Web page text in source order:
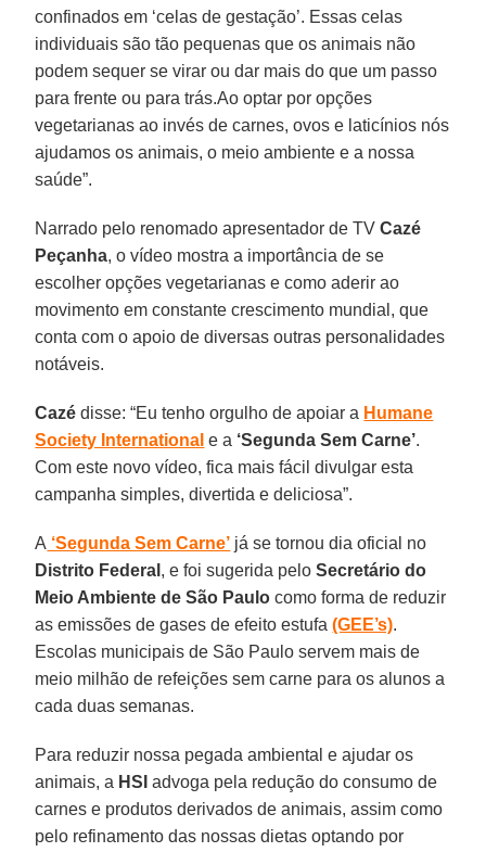
confinados em ‘celas de gestação’. Essas celas
individuais são tão pequenas que os animais não
podem sequer se virar ou dar mais do que um passo
para frente ou para trás.Ao optar por opções
vegetarianas ao invés de carnes, ovos e laticínios nós
ajudamos os animais, o meio ambiente e a nossa
saúde”.
Narrado pelo renomado apresentador de TVCazé
Peçanha, o vídeo mostra a importância de se
escolher opções vegetarianas e como aderir ao
movimento em constante crescimento mundial, que
conta com o apoio de diversas outras personalidades
notáveis.
Cazé disse: “Eu tenho orgulho de apoiar a Humane
Society International e a ‘Segunda Sem Carne’.
Com este novo vídeo, fica mais fácil divulgar esta
campanha simples, divertida e deliciosa”.
A ‘Segunda Sem Carne’ já se tornou dia oficial no
Distrito Federal , e foi sugerida peloSecretário do
Meio Ambiente de São Paulo como forma de reduzir
as emissões de gases de efeito estufa(GEE’s).
Escolas municipais de São Paulo servem mais de
meio milhão de refeições sem carne para os alunos a
cada duas semanas.
Para reduzir nossa pegada ambiental e ajudar os
animais, a HSI advoga pela redução do consumo de
carnes e produtos derivados de animais, assim como
pelo refinamento das nossas dietas optando por